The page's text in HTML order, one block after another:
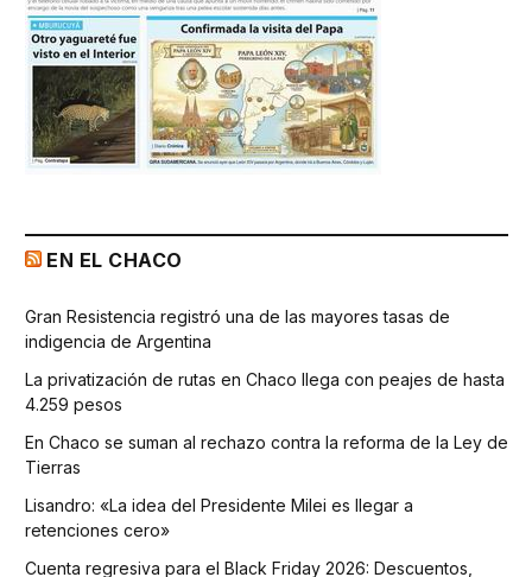
EN EL CHACO
Gran Resistencia registró una de las mayores tasas de
indigencia de Argentina
La privatización de rutas en Chaco llega con peajes de hasta
4.259 pesos
En Chaco se suman al rechazo contra la reforma de la Ley de
Tierras
Lisandro: «La idea del Presidente Milei es llegar a
retenciones cero»
Cuenta regresiva para el Black Friday 2026: Descuentos,